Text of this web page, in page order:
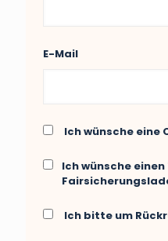
E-Mail
Ich wünsche eine
Ich wünsche
Ich bitte um